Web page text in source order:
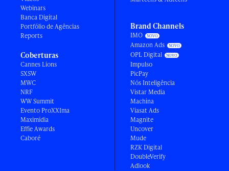
Webinars
Banca Digital
Portfólio de Agências
Reports
Coberturas
Cannes Lions
SXSW
MWC
NRF
WW Summit
Evento ProXXIma
Maximídia
Effie Awards
Caboré
Brand Channels
IMO
Amazon Ads
OPL Digital
Impulso
PicPay
Nós Inteligência
Vistar Media
Machina
Viasat Ads
Magnite
Uncover
Mude
RZK Digital
DoubleVerify
Adlook